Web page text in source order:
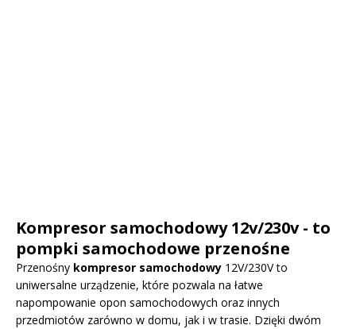
Kompresor samochodowy 12v/230v - to
pompki samochodowe przenośne
Przenośny kompresor samochodowy 12V/230V to
uniwersalne urządzenie, które pozwala na łatwe
napompowanie opon samochodowych oraz innych
przedmiotów zarówno w domu, jak i w trasie. Dzięki dwóm